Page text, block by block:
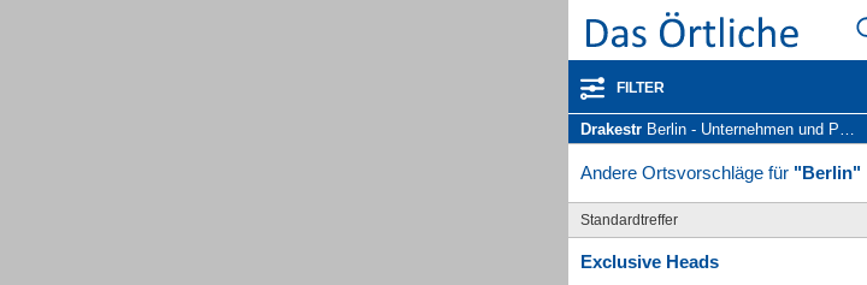
FILTER
Drakestr Berlin - Unternehmen und Personen
Andere Ortsvorschläge für "Berlin"
Standardtreffer
Exclusive Heads